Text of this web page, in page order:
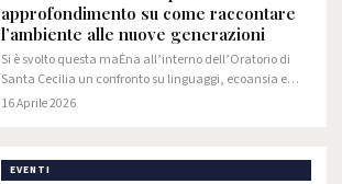
approfondimento su come raccontare
l’ambiente alle nuove generazioni
Si è svolto questa maĖna all’interno dell’Oratorio di
Santa Cecilia un confronto su linguaggi, ecoansia e
nuove forme di comunicazione per coinvolgere i
16 Aprile 2026
EVENTI